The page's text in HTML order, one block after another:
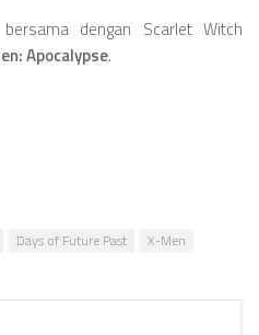
dengan Scarlet Witch
Apocalypse.
Days of Future Past X-Men